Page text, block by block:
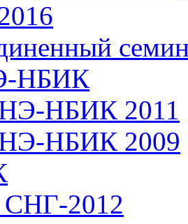
НБИК
НБИК 2011
НБИК 2009
2012